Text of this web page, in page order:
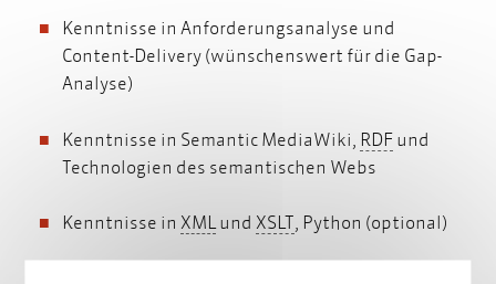
Kenntnisse in Anforderungsanalyse und
Content-Delivery (wünschenswert für die Gap-
Analyse)
Kenntnisse in Semantic MediaWiki, RDFRDF
und
Technologien des semantischen Webs
Kenntnisse in XMLXML
und XSLT XSLT
, Python (optional)